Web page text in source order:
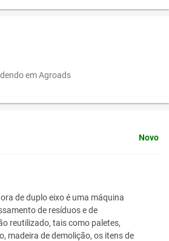
em Agroads
Novo
de duplo eixo é uma máquina
de resíduos e de
reutilizado, tais como paletes,
madeira de demolição, os itens de